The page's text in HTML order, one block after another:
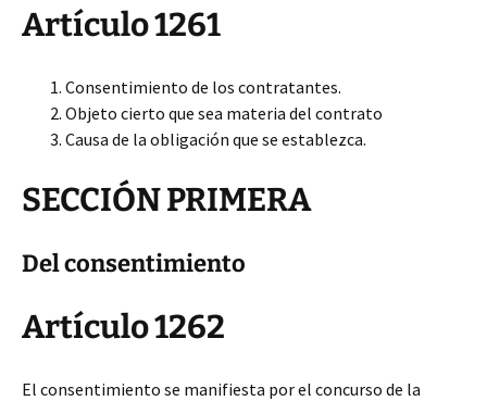
Artículo 1261
Consentimiento de los contratantes.
Objeto cierto que sea materia del contrato
Causa de la obligación que se establezca.
SECCIÓN PRIMERA
Del consentimiento
Artículo 1262
El consentimiento se manifiesta por el concurso de la